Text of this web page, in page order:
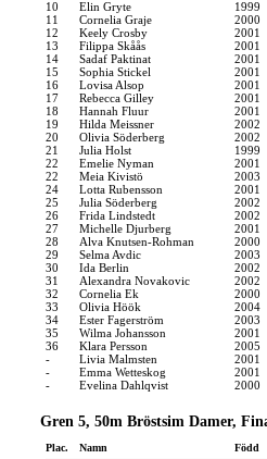
10
Elin Gryte
1999
11
Cornelia Graje
2000
12
Keely Crosby
2001
13
Filippa Skåås
2001
14
Sadaf Paktinat
2001
15
Sophia Stickel
2001
16
Lovisa Alsop
2001
17
Rebecca Gilley
2001
18
Hannah Fluur
2001
19
Hilda Meissner
2002
20
Olivia Söderberg
2002
21
Julia Holst
1999
22
Emelie Nyman
2001
22
Meia Kivistö
2003
24
Lotta Rubensson
2001
25
Julia Söderberg
2002
26
Frida Lindstedt
2002
27
Michelle Djurberg
2001
28
Alva Knutsen-Rohman
2000
29
Selma Avdic
2003
30
Ida Berlin
2002
31
Alexandra Novakovic
2002
32
Cornelia Ek
2000
33
Olivia Höök
2004
34
Ester Fagerström
2003
35
Wilma Johansson
2001
36
Klara Persson
2005
-
Livia Malmsten
2001
-
Emma Wetteskog
2001
-
Evelina Dahlqvist 2000
Gren 5, 50m Bröstsim Damer,
Plac. Namn Född